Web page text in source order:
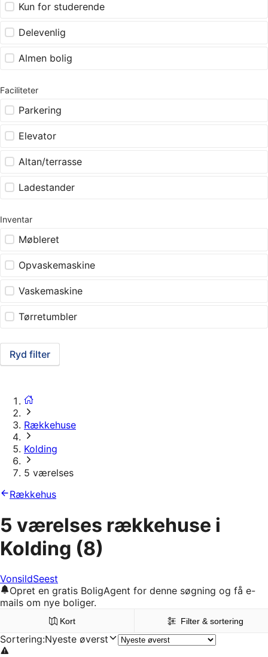
Kun for studerende
Delevenlig
Almen bolig
Faciliteter
Parkering
Elevator
Altan/terrasse
Ladestander
Inventar
Møbleret
Opvaskemaskine
Vaskemaskine
Tørretumbler
Ryd filter
Rækkehuse
Kolding
5 værelses
Rækkehus
5 værelses rækkehuse i
Kolding (8)
VonsildSeest
Opret en gratis BoligAgent for denne søgning og få e-
mails om nye boliger.
Kort Filter & sortering
Sortering:Nyeste øverst